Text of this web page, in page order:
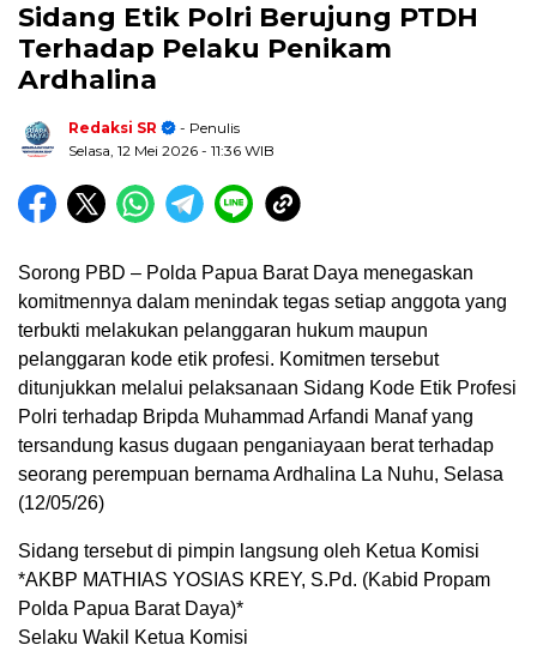
Sidang Etik Polri Berujung PTDH
Terhadap Pelaku Penikam
Ardhalina
Redaksi SR
- Penulis
Selasa, 12 Mei 2026 - 11:36 WIB
Sorong PBD – Polda Papua Barat Daya menegaskan
komitmennya dalam menindak tegas setiap anggota yang
terbukti melakukan pelanggaran hukum maupun
pelanggaran kode etik profesi. Komitmen tersebut
ditunjukkan melalui pelaksanaan Sidang Kode Etik Profesi
Polri terhadap Bripda Muhammad Arfandi Manaf yang
tersandung kasus dugaan penganiayaan berat terhadap
seorang perempuan bernama Ardhalina La Nuhu, Selasa
(12/05/26)
Sidang tersebut di pimpin langsung oleh Ketua Komisi
*AKBP MATHIAS YOSIAS KREY, S.Pd. (Kabid Propam
Polda Papua Barat Daya)*
Selaku Wakil Ketua Komisi